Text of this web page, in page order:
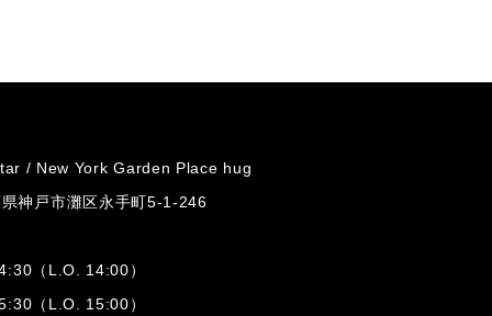
/ New York Garden Place hug
神戸市灘区永手町5-1-246
（L.O. 14:00）
（L.O. 15:00）